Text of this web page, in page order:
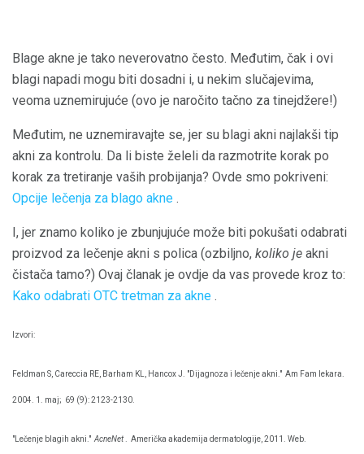
Blage akne je tako neverovatno često. Međutim, čak i ovi
blagi napadi mogu biti dosadni i, u nekim slučajevima,
veoma uznemirujuće (ovo je naročito tačno za tinejdžere!)
Međutim, ne uznemiravajte se, jer su blagi akni najlakši tip
akni za kontrolu. Da li biste želeli da razmotrite korak po
korak za tretiranje vaših probijanja? Ovde smo pokriveni:
Opcije lečenja za blago akne .
I, jer znamo koliko je zbunjujuće može biti pokušati odabrati
proizvod za lečenje akni s polica (ozbiljno, koliko je akni
čistača tamo?) Ovaj članak je ovdje da vas provede kroz to:
Kako odabrati OTC tretman za akne .
Izvori:
Feldman S, Careccia RE, Barham KL, Hancox J. "Dijagnoza i lečenje akni." Am Fam lekara.
2004. 1. maj; 69 (9): 2123-2130.
"Lečenje blagih akni." AcneNet. Američka akademija dermatologije, 2011. Web.